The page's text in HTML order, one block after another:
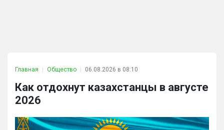
Главная Общество 06.08.2026 в 08:10
Как отдохнут казахстанцы в августе
2026